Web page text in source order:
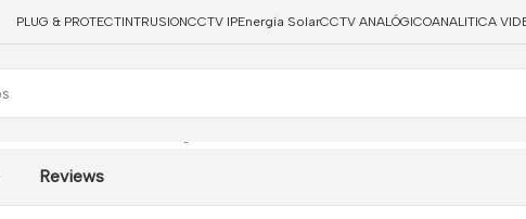
PLUG & PROTECTINTRUSIONCCTV IPEnergía SolarCCTV ANALÓGICOANALITICA
Reviews